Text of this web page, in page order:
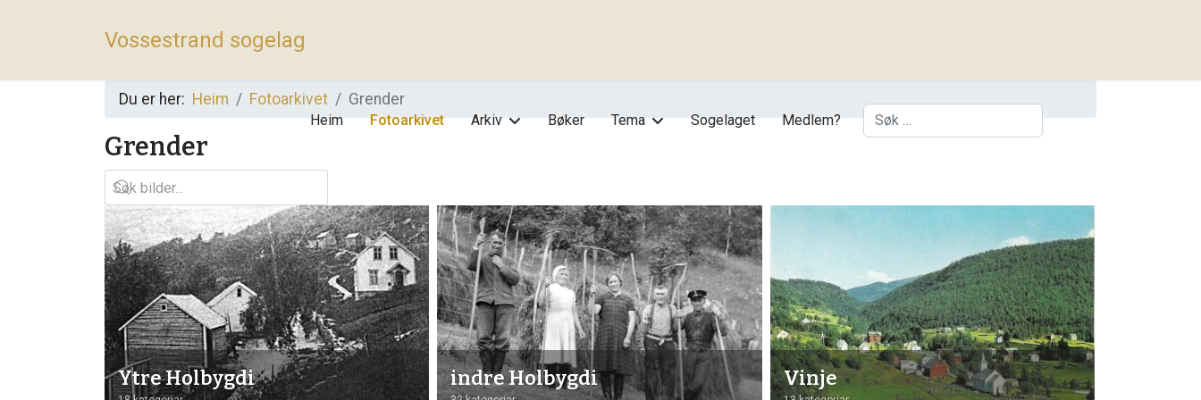
Vossestrand sogelag
Heim Fotoarkivet Arkiv Bøker Tema Sogelaget Medlem? Søk
Du er her: Heim Fotoarkivet Grender
Grender
Ytre Holbygdi indre Holbygdi Vinje